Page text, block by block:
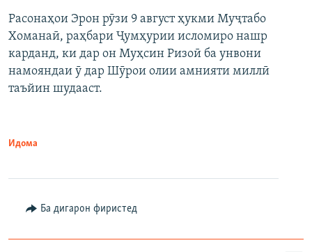
Расонаҳои Эрон рӯзи 9 август ҳукми Муҷтабо
Хоманаӣ, раҳбари Ҷумҳурии исломиро нашр
карданд, ки дар он Муҳсин Ризоӣ ба унвони
намояндаи ӯ дар Шӯрои олии амнияти миллӣ
таъйин шудааст.
Идома
Ба дигарон фиристед